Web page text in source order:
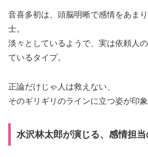
音喜多初は、頭脳明晰で感情をあま
士。
淡々としているようで、実は依頼人
ているタイプ。
正論だけじゃ人は救えない、
そのギリギリのラインに立つ姿が印象
水沢林太郎が演じる、感情担